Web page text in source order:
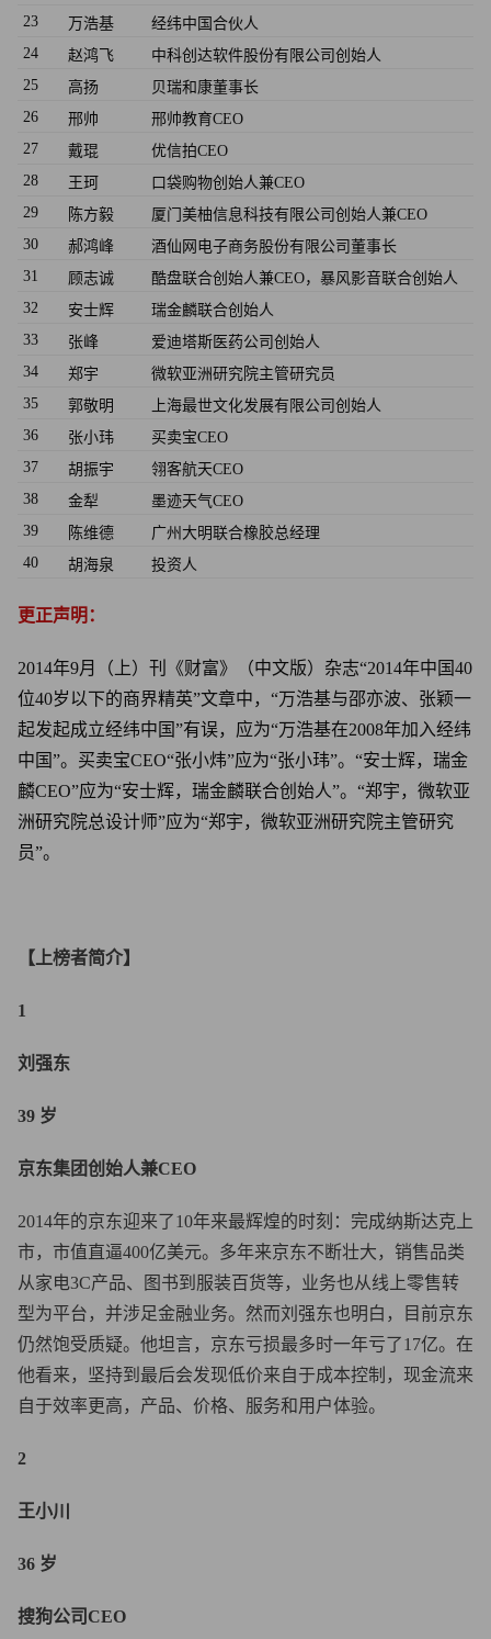
23 万浩基
经纬中国合伙人
24
赵鸿飞
中科创达软件股份有限公司创始人
25
高扬
贝瑞和康董事长
26
邢帅
邢帅教育CEO
27
戴琨
优信拍CEO
28
王珂
口袋购物创始人兼CEO
29
陈方毅
厦门美柚信息科技有限公司创始人兼CEO
30
郝鸿峰
酒仙网电子商务股份有限公司董事长
31
顾志诚
酷盘联合创始人兼CEO，暴风影音联合创始人
32
安士辉
瑞金麟联合创始人
33
张峰
爱迪塔斯医药公司创始人
34
郑宇
微软亚洲研究院主管研究员
35
郭敬明
上海最世文化发展有限公司创始人
36
张小玮
买卖宝CEO
37
胡振宇
翎客航天CEO
38
金犁
墨迹天气CEO
39
陈维德
广州大明联合橡胶总经理
40
胡海泉 投资人
更正声明：
2014年9月（上）刊《财富》（中文版）杂志“2014年中国40
位40岁以下的商界精英”文章中，“万浩基与邵亦波、张颖一
起发起成立经纬中国”有误，应为“万浩基在2008年加入经纬
中国”。买卖宝CEO“张小炜”应为“张小玮”。“安士辉，瑞金
麟CEO”应为“安士辉，瑞金麟联合创始人”。“郑宇，微软亚
洲研究院总设计师”应为“郑宇，微软亚洲研究院主管研究
员”。
【上榜者简介】
1
刘强东
39 岁
京东集团创始人兼CEO
2014年的京东迎来了10年来最辉煌的时刻：完成纳斯达克上
市，市值直逼400亿美元。多年来京东不断壮大，销售品类
从家电3C产品、图书到服装百货等，业务也从线上零售转
型为平台，并涉足金融业务。然而刘强东也明白，目前京东
仍然饱受质疑。他坦言，京东亏损最多时一年亏了17亿。在
他看来，坚持到最后会发现低价来自于成本控制，现金流来
自于效率更高，产品、价格、服务和用户体验。
2
王小川
36 岁
搜狗公司CEO